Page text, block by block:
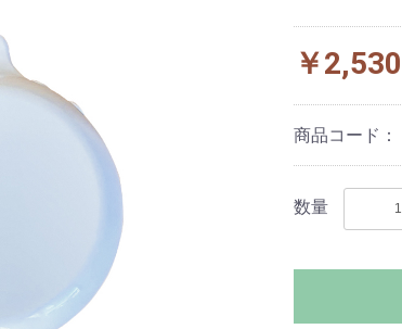
￥2,530
商品コード：
数量